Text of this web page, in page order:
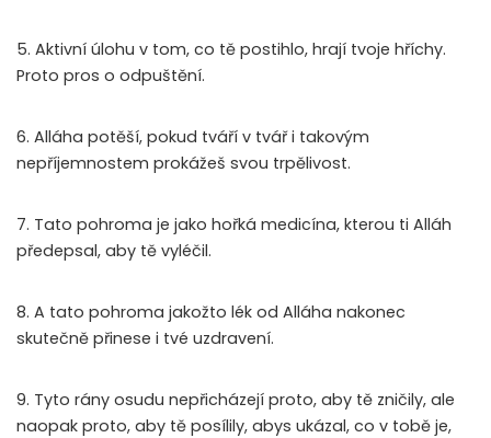
5. Aktivní úlohu v tom, co tě postihlo, hrají tvoje hříchy.
Proto pros o odpuštění.
6. Alláha potěší, pokud tváří v tvář i takovým
nepříjemnostem prokážeš svou trpělivost.
7. Tato pohroma je jako hořká medicína, kterou ti Alláh
předepsal, aby tě vyléčil.
8. A tato pohroma jakožto lék od Alláha nakonec
skutečně přinese i tvé uzdravení.
9. Tyto rány osudu nepřicházejí proto, aby tě zničily, ale
naopak proto, aby tě posílily, abys ukázal, co v tobě je,